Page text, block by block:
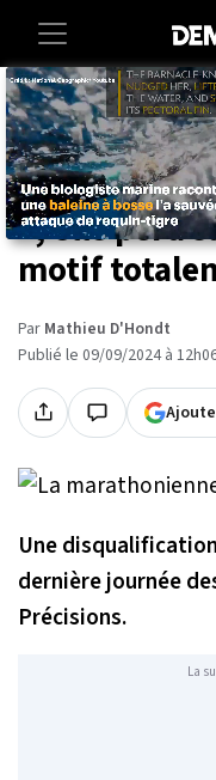
Accueil Societe Sport
Jeux
disqualifiée
», elle perd
motif
Par Mathieu D'Hondt
Publié le 09/09/2024 à
Une
dernière journée
Précisions.
La